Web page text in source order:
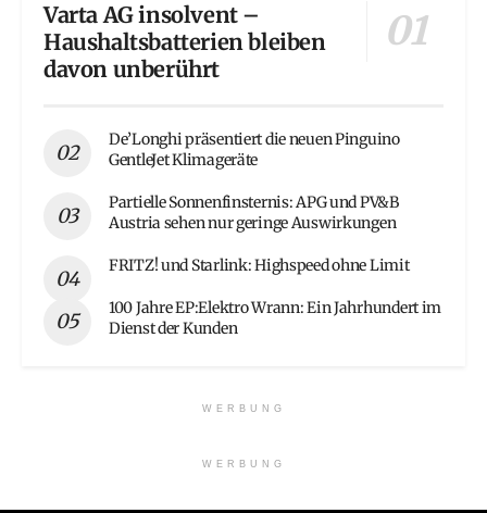
Varta AG insolvent –
Haushaltsbatterien bleiben
davon unberührt
De’Longhi präsentiert die neuen Pinguino
GentleJet Klimageräte
Partielle Sonnenfinsternis: APG und PV&B
Austria sehen nur geringe Auswirkungen
FRITZ! und Starlink: Highspeed ohne Limit
100 Jahre EP:Elektro Wrann: Ein Jahrhundert im
Dienst der Kunden
WERBUNG
WERBUNG